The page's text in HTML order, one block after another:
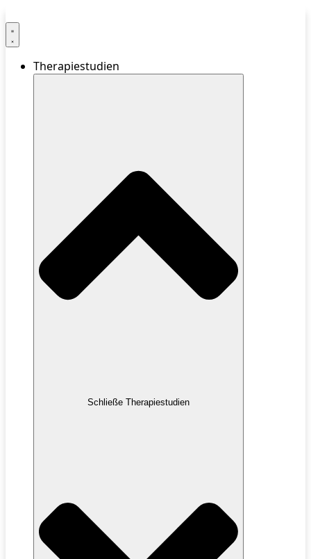
Therapiestudien
Schließe Therapiestudien